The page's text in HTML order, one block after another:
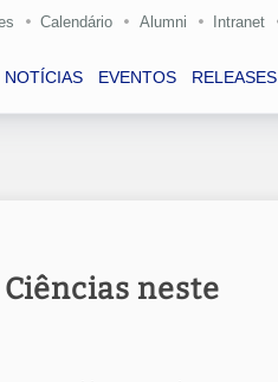
Calendário Alumni Intranet
NOTÍCIAS EVENTOS RELEASES
neste